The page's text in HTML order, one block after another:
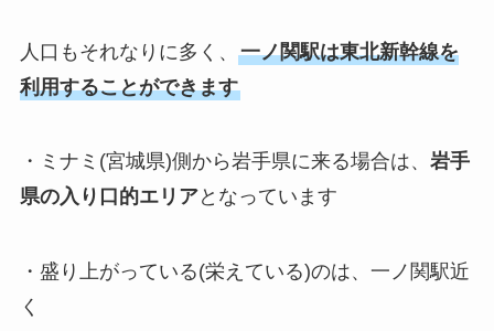
人口もそれなりに多く、 一ノ関駅は東北新幹線を
利用することができます
・ミナミ(宮城県)側から岩手県に来る場合は、 岩手
県の入り口的エリアとなっています
・盛り上がっている(栄えている)のは、一ノ関駅近
く